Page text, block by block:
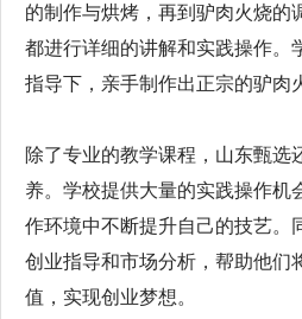
的制作与烘烤，再到驴肉火烧的
都进行详细的讲解和实践操作。
指导下，亲手制作出正宗的驴肉
除了专业的教学课程，山东甄选
养。学校提供大量的实践操作机
作环境中不断提升自己的技艺。
创业指导和市场分析，帮助他们
值，实现创业梦想。